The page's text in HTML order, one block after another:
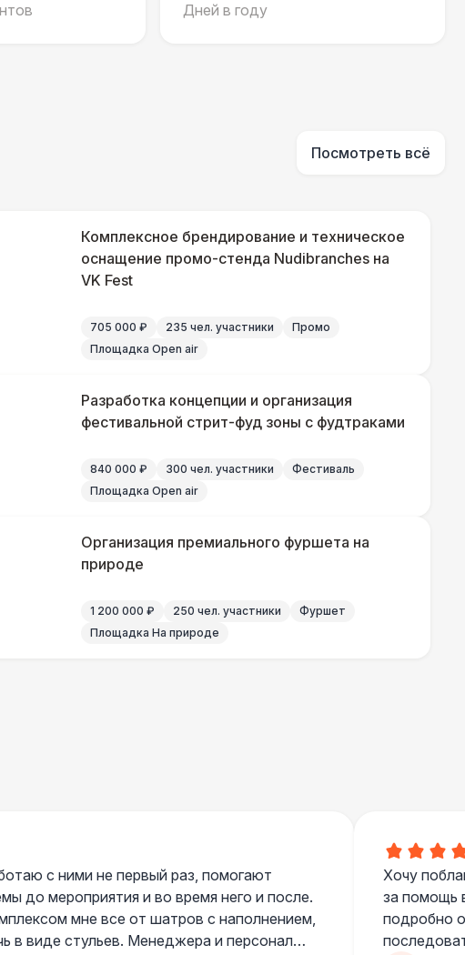
Дней в году
Посмотреть всё
Комплексное брендирование и техническое
оснащение промо-стенда Nudibranches на
VK Fest
705 000 ₽ 235 чел. участники
Промо
Площадка Open air
Разработка концепции и организация
фестивальной стрит-фуд зоны с фудтраками
840 000 ₽ 300 чел. участники
Фестиваль
Площадка Open air
Организация премиального фуршета на
природе
1 200 000 ₽ 250 чел. участники
Фуршет
Площадка На природе
с ними не первый раз, помогают
до мероприятия и во время него и после.
мне все от шатров с наполнением,
в виде стульев. Менеджера и персонал
Хочу
за помощь
подробно